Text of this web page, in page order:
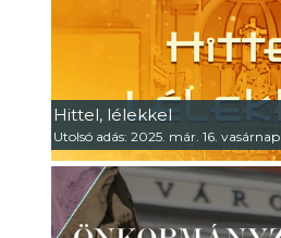
Hittel, lélekkel
Utolsó adás: 2025. már. 16. vasárnap